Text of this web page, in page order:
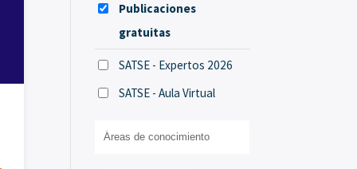
Publicaciones
gratuitas
SATSE - Expertos 2026
SATSE - Aula Virtual